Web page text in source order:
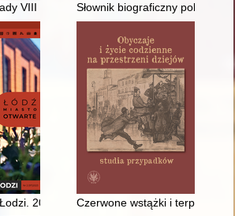
VIII Zjazdu Związku Muzeów w Polsce,
Słownik biograficzny polskiego
2023, nr 2,Czerwone wstążki i terpentyna